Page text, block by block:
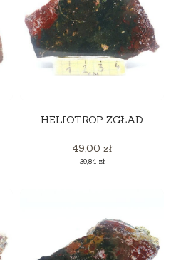
HELIOTROP ZGŁAD
Cena
49,00 zł
Cena
39,84 zł